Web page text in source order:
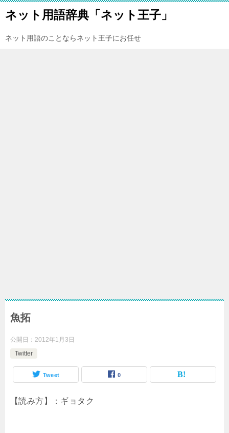
ネット用語辞典「ネット王子」
ネット用語のことならネット王子にお任せ
魚拓
公開日： 2012年1月3日
Twitter
Tweet 0
【読み方】：ギョタク